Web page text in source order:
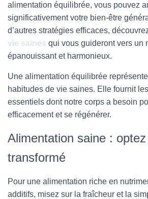
alimentation équilibrée, vous pouvez
significativement votre bien-être
d’autres stratégies efficaces,
vie saines qui vous guideront vers un
épanouissant et harmonieux.
Une alimentation équilibrée
habitudes de vie saines. Elle fournit
essentiels dont notre corps a besoin
efficacement et se régénérer.
Alimentation saine :
transformé
Pour une alimentation riche en
additifs, misez sur la fraîcheur et la